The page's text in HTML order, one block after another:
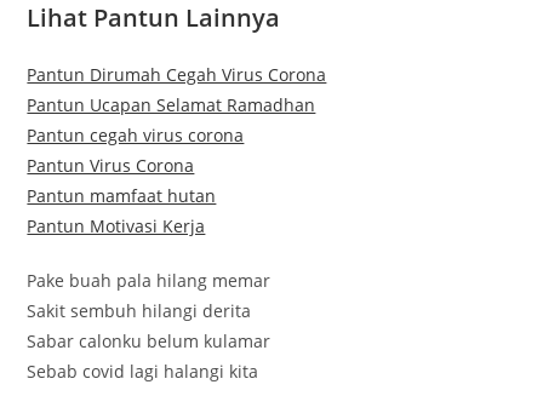
Lihat Pantun Lainnya
Pantun Dirumah Cegah Virus Corona
Pantun Ucapan Selamat Ramadhan
Pantun cegah virus corona
Pantun Virus Corona
Pantun mamfaat hutan
Pantun Motivasi Kerja
Pake buah pala hilang memar
Sakit sembuh hilangi derita
Sabar calonku belum kulamar
Sebab covid lagi halangi kita